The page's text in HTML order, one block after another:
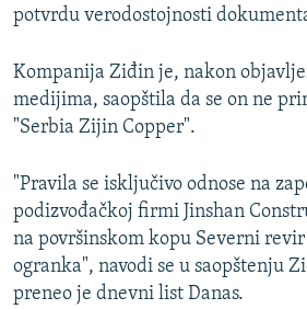
potvrdu verodostojnosti
Kompanija Ziđin je, nakon
medijima, saopštila da se on ne
"Serbia Zijin Copper".
"Pravila se isključivo odnose na
podizvođačkoj firmi Jinshan
na površinskom kopu Severni
ogranka", navodi se u saopštenju
preneo je dnevni list Danas.